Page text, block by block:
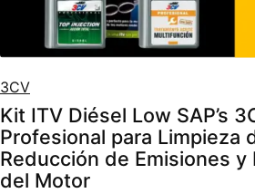
3CV
Kit ITV Diésel Low SAP’s
Profesional para Limpieza
Reducción de Emisiones y
del Motor